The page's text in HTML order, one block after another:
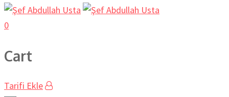
0
Cart
Tarifi Ekle